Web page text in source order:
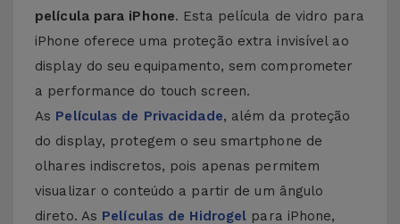
película para iPhone. Esta película de vidro para
iPhone oferece uma proteção extra invisível ao
display do seu equipamento, sem comprometer
a performance do touch screen.
As Películas de Privacidade, além da proteção
do display, protegem o seu smartphone de
olhares indiscretos, pois apenas permitem
visualizar o conteúdo a partir de um ângulo
direto. As Películas de Hidrogel para iPhone,